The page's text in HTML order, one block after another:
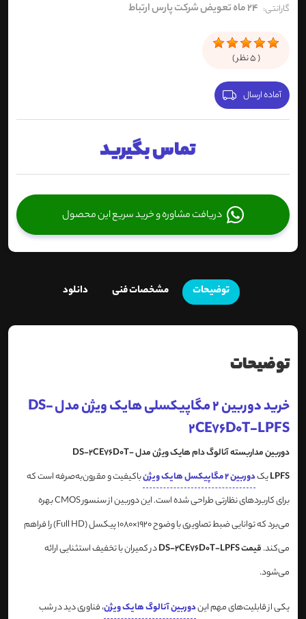
گارانتی: 24 ماه تعویض شرکت پارس ارتباط
(
5نظر )
آماده ارسال
تماس بگیرید
دریافت مشاوره و خرید سریع این محصول
توضیحات مشخصات فنی دانلود
توضیحات
خرید دوربین 2 مگاپیکسلی هایک ویژن مدل DS-
2CE76D0T-LPFS
دوربین مداربسته آنالوگ دام هایک ویژن مدل DS-2CE76D0T-
LPFSیکدوربین 2 مگاپیکسل هایک ویژن
باکیفیت و مقرون‌به‌صرفه است که
برای کاربردهای نظارتی طراحی شده است. این دوربین از سنسور CMOS بهره
می‌برد که توانایی ضبط تصاویری با وضوح 1920×1080 پیکسل (Full HD) را فراهم
می‌کند.قیمت DS-2CE76D0T-LPFS
در کمیران با تخفیف استثنایی ارائه
می‌شود.
یکی از قابلیت‌های مهم ایندوربین آنالوگ هایک ویژن، فناوری دید در شب